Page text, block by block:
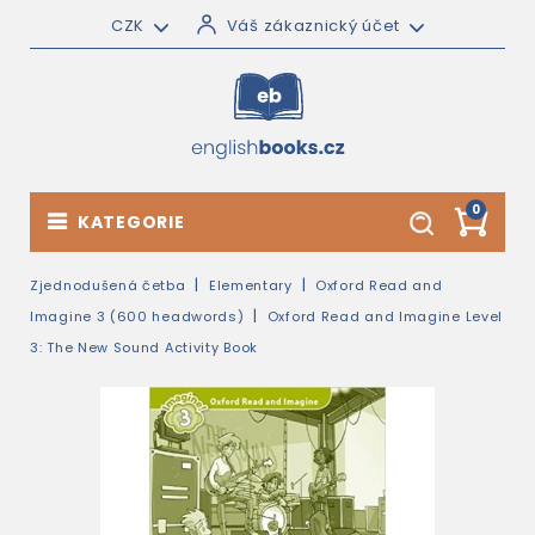
CZK Váš zákaznický účet
0
KATEGORIE
Zjednodušená četba Elementary
Oxford Read and
Imagine 3 (600 headwords)
Oxford Read and Imagine Level
3: The New Sound Activity Book